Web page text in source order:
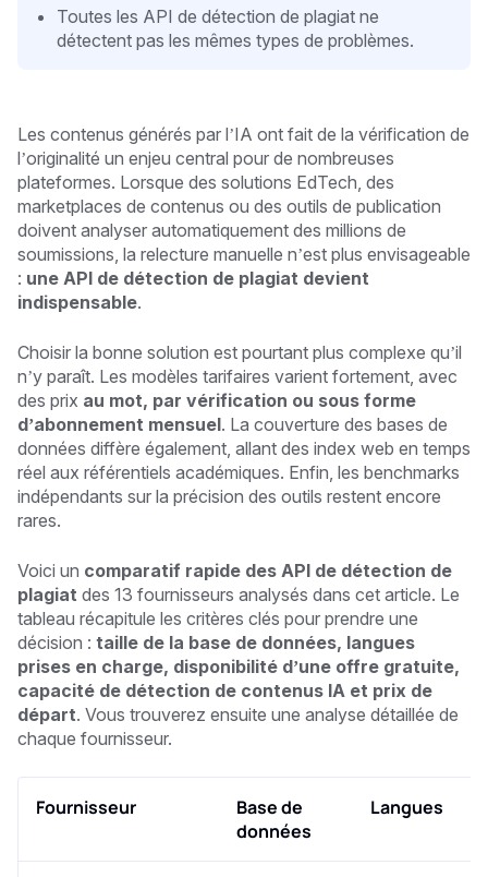
Toutes les API de détection de plagiat ne
détectent pas les mêmes types de problèmes.
Les contenus générés par l’IA ont fait de la vérification de
l’originalité un enjeu central pour de nombreuses
plateformes. Lorsque des solutions EdTech, des
marketplaces de contenus ou des outils de publication
doivent analyser automatiquement des millions de
soumissions, la relecture manuelle n’est plus envisageable
: une API de détection de plagiat devient
indispensable.
Choisir la bonne solution est pourtant plus complexe qu’il
n’y paraît. Les modèles tarifaires varient fortement, avec
des prix au mot, par vérification ou sous forme
d’abonnement mensuel. La couverture des bases de
données diffère également, allant des index web en temps
réel aux référentiels académiques. Enfin, les benchmarks
indépendants sur la précision des outils restent encore
rares.
Voici un comparatif rapide des API de détection de
plagiat des 13 fournisseurs analysés dans cet article. Le
tableau récapitule les critères clés pour prendre une
décision : taille de la base de données, langues
prises en charge, disponibilité d’une offre gratuite,
capacité de détection de contenus IA et prix de
départ. Vous trouverez ensuite une analyse détaillée de
chaque fournisseur.
Fournisseur
Base de
données
Langues